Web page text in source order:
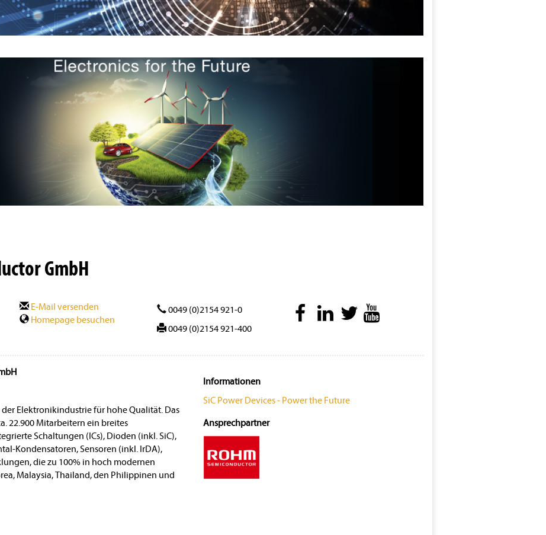
GmbH
E-Mail versenden
Homepage besuchen
0049 (0)2154 921-0
0049 (0)2154 921-400
Elektronikindustrie für hohe Qualität. Das
22.900 Mitarbeitern ein breites
Schaltungen (ICs), Dioden (inkl. SiC),
Kondensatoren, Sensoren (inkl. IrDA),
die zu 100% in hoch modernen
Malaysia, Thailand, den Philippinen und
Informationen
SiC Power Devices - Power the Future
Ansprechpartner